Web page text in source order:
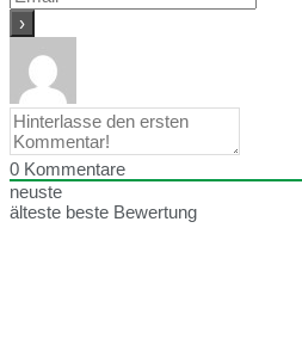
0 Kommentare
neuste
älteste beste Bewertung